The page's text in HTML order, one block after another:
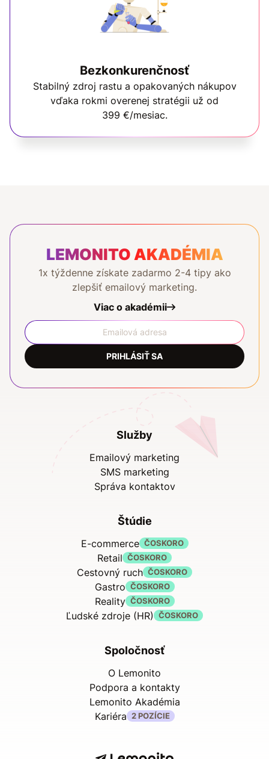
Bezkonkurenčnosť
Stabilný zdroj rastu a opakovaných nákupov
vďaka rokmi overenej stratégii už od
399 €/mesiac.
LEMONITO AKADÉMIA
1x týždenne získate zadarmo 2-4 tipy ako
zlepšiť emailový marketing.
Viac o akadémii
PRIHLÁSIŤ SA
Služby
Emailový marketing
SMS marketing
Správa kontaktov
Štúdie
E-commerce ČOSKORO
Retail ČOSKORO
Cestovný ruch ČOSKORO
Gastro ČOSKORO
Reality ČOSKORO
Ľudské zdroje (HR) ČOSKORO
Spoločnosť
O Lemonito
Podpora a kontakty
Lemonito Akadémia
Kariéra 2 POZÍCIE